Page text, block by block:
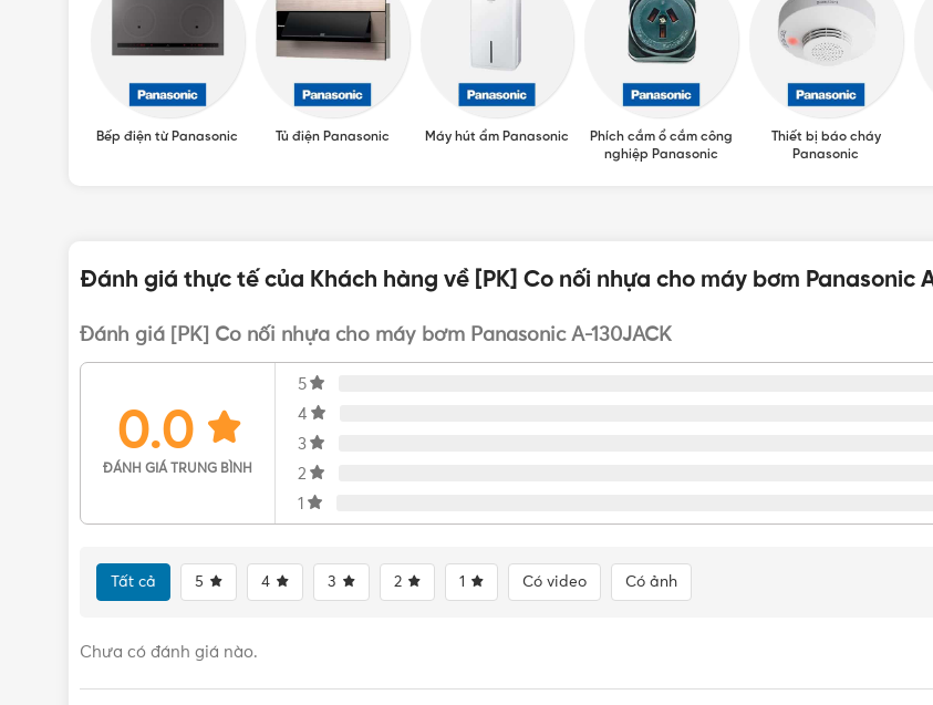
Đầu nối nhựa máy bơm Panasonic
Bếp điện từ Panasonic Tủ điện Panasonic Máy hút ẩm Panasonic
Phích cắm ổ cắm công
nghiệp Panasonic
Thiết bị báo cháy
Panasonic
Đánh giá thực tế của Khách hàng về [PK] Co nối nhựa cho máy bơm Panasonic
Đánh giá [PK] Co nối nhựa cho máy bơm Panasonic A-130JACK
0.0
ĐÁNH GIÁ TRUNG BÌNH
5
4
3
2
1
Tất cả 5 4 3 2 1 Có video Có ảnh
Chưa có đánh giá nào.